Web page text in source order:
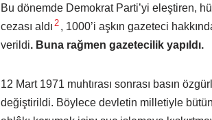
Bu dönemde Demokrat Parti’yi eleştiren,
cezası aldı 2 , 1000’i aşkın gazeteci
verildi. Buna rağmen gazetecilik yapıldı.
12 Mart 1971 muhtırası sonrası basın
değiştirildi. Böylece devletin milletiyle